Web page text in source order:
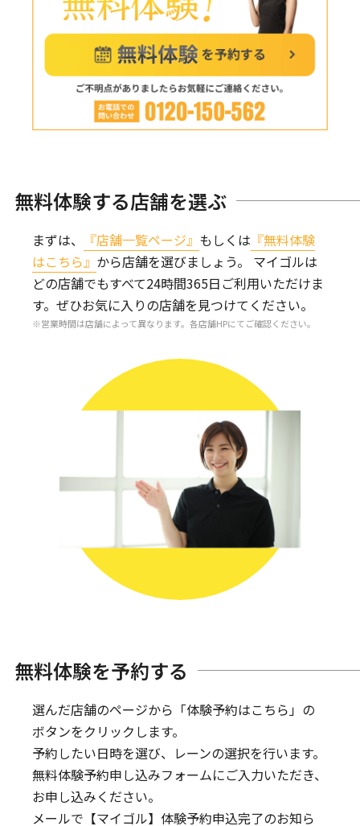
無料体験する店舗を選ぶ
まずは、 『店舗一覧ページ』 もしくは 『無料体験
はこちら』 から店舗を選びましょう。
マイゴルは
どの店舗でもすべて24時間365日ご利用いただけま
す。ぜひお気に入りの店舗を見つけてください。
営業時間は店舗によって異なります。各店舗HPにてご確認ください。
無料体験を予約する
選んだ店舗のページから「体験予約はこちら」の
ボタンをクリックします。
予約したい日時を選び、レーンの選択を行います。
無料体験予約申し込みフォームにご入力いただき、
お申し込みください。
メールで【マイゴル】体験予約申込完了のお知ら